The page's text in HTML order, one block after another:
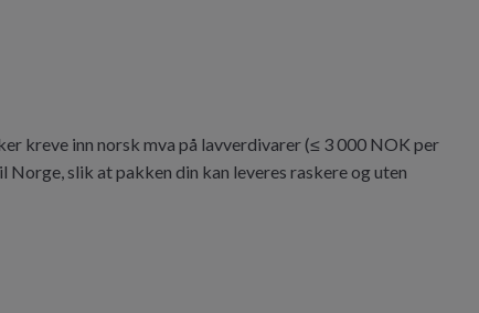
kreve inn norsk mva på lavverdivarer (≤ 3 000 NOK per
slik at pakken din kan leveres raskere og uten